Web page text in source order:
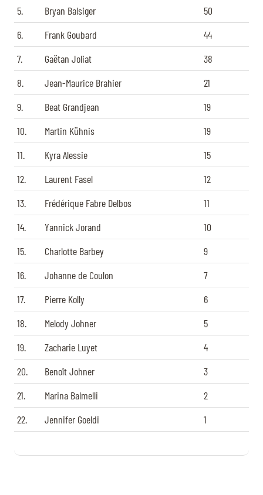
5. Bryan Balsiger
50
6.
Frank Goubard
44
7.
Gaëtan Joliat
38
8.
Jean-Maurice Brahier
21
9.
Beat Grandjean
19
10.
Martin Kühnis
19
11.
Kyra Alessie
15
12.
Laurent Fasel
12
13.
Frédérique Fabre Delbos
11
14.
Yannick Jorand
10
15.
Charlotte Barbey
9
16.
Johanne de Coulon
7
17.
Pierre Kolly
6
18.
Melody Johner
5
19.
Zacharie Luyet
4
20.
Benoît Johner
3
21.
Marina Balmelli
2
22.
Jennifer Goeldi 1